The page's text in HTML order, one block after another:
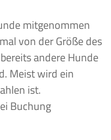
mitgenommen
von der Größe des
andere Hunde
Meist wird ein
ist.
Buchung